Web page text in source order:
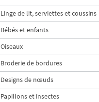
Linge de lit, serviettes et coussins
Bébés et enfants
Oiseaux
Broderie de bordures
Designs de nœuds
Papillons et insectes